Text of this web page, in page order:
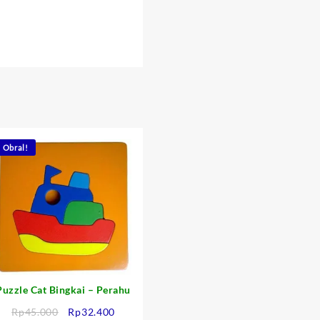
Obral!
Cat Bingkai – Perahu
Rp45.000 Harga
Rp32.400